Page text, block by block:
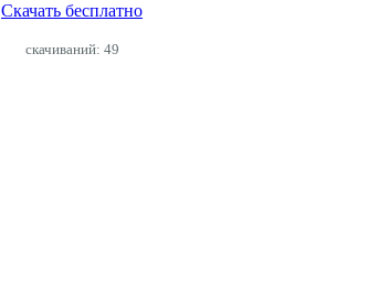
Скачать бесплатно
cкачиваний: 49